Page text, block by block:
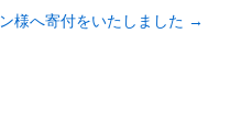
ン様へ寄付をいたしました →